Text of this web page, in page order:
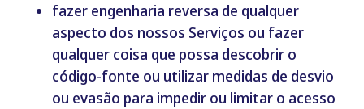
fazer engenharia reversa de qualquer
aspecto dos nossos Serviços ou fazer
qualquer coisa que possa descobrir o
código-fonte ou utilizar medidas de desvio
ou evasão para impedir ou limitar o acesso